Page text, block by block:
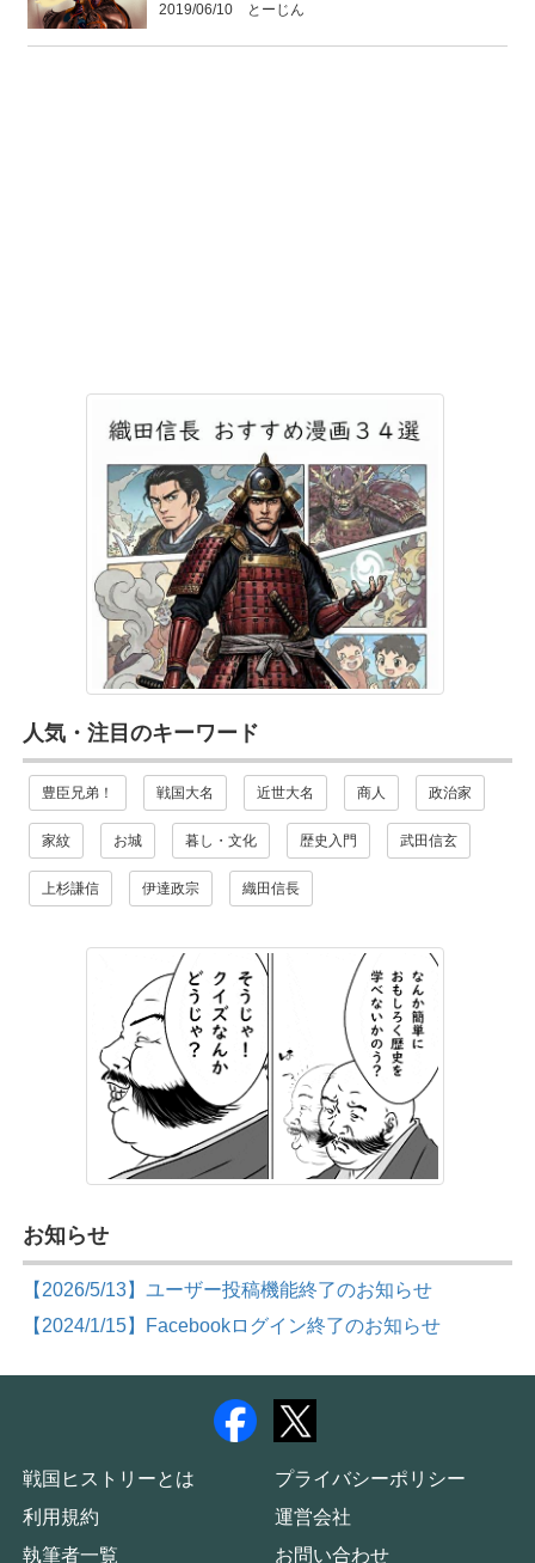
2019/06/10 とーじん
人気・注目のキーワード
豊臣兄弟！ 戦国大名 近世大名 商人 政治家
家紋 お城 暮し・文化 歴史入門 武田信玄
上杉謙信 伊達政宗 織田信長
お知らせ
【2026/5/13】ユーザー投稿機能終了のお知らせ
【2024/1/15】Facebookログイン終了のお知らせ
戦国ヒストリーとは
プライバシーポリシー
利用規約
運営会社
執筆者一覧
お問い合わせ